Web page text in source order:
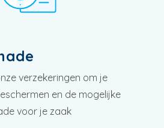
verzekeringen om je
en de mogelijke
voor je zaak